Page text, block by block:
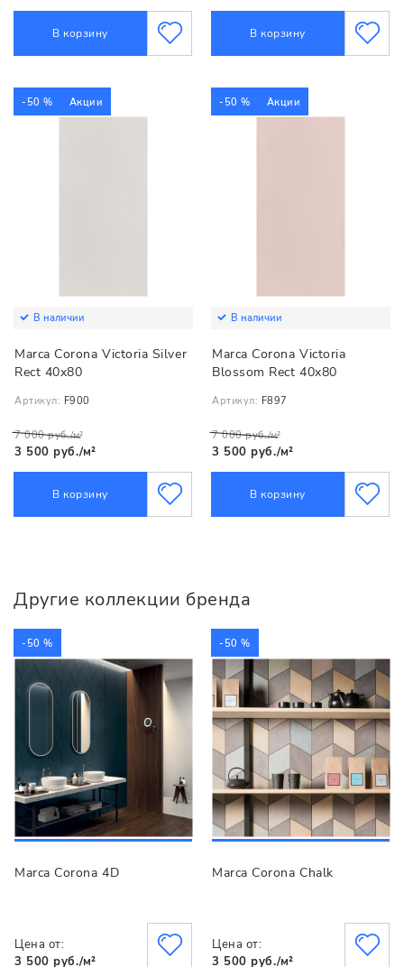
В корзину В корзину
-50 % Акции
В наличии
Marca Corona Victoria Silver
Rect 40x80
Артикул: F900
7 000 руб./м²
3 500 руб./м²
В корзину
-50 % Акции
В наличии
Marca Corona Victoria
Blossom Rect 40x80
Артикул: F897
7 000 руб./м²
3 500 руб./м²
В корзину
Другие коллекции бренда
-50 %
Marca Corona 4D
Цена от:
3 500 руб./м²
-50 %
Marca Corona Chalk
Цена от:
3 500 руб./м²